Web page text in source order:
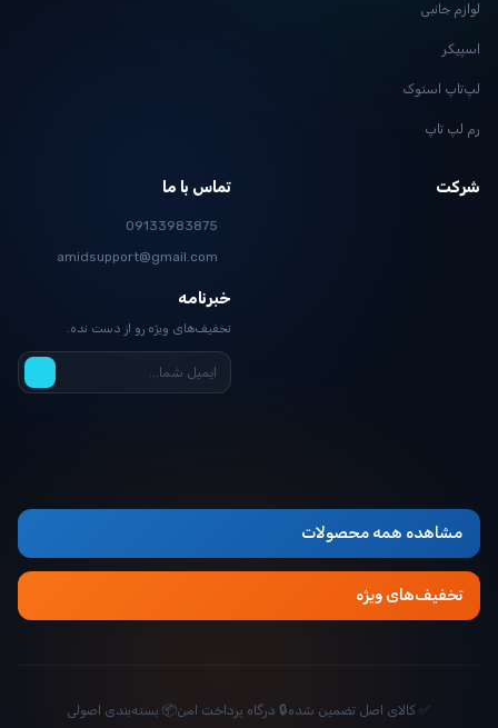
جانبی
استوک
لپ تاپ
تماس با ما
09133983875
amidsupport@gmail.com
خبرنامه
تخفیف‌های ویژه رو از دست نده.
مشاهده همه محصولات
تخفیف‌های ویژه
✅ کالای اصل تضمین شده 🔒 درگاه پرداخت امن📦 بسته‌بندی اصولی